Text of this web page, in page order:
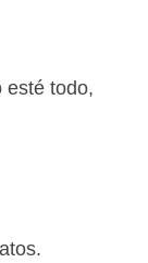
esté todo,